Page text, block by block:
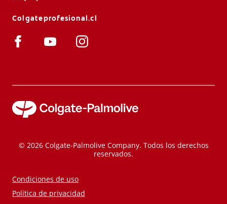
Colgateprofesional.cl
© 2026 Colgate-Palmolive Company. Todos los derechos
reservados.
Condiciones de uso
Política de privacidad